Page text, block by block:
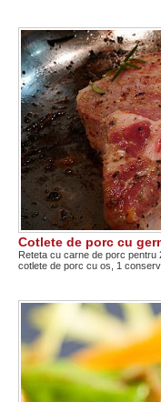
Cotlete de porc cu
Reteta cu carne de porc pentru
cotlete de porc cu os, 1